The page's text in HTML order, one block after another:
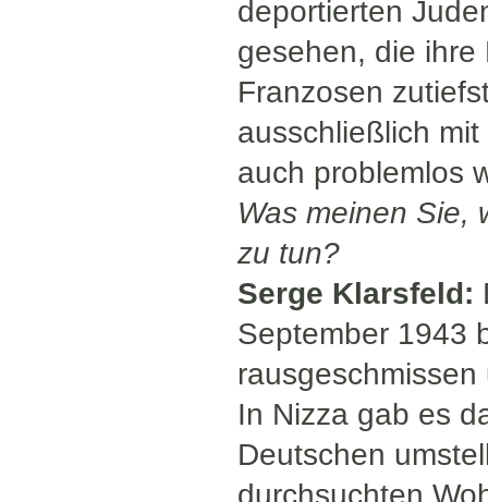
deportierten
gesehen, die ihre
Franzosen
ausschließlich
auch problemlos
Was meinen Sie,
zu tun?
Serge Klarsfeld:
September 1943
In Nizza gab es
Deutschen
durchsuchten